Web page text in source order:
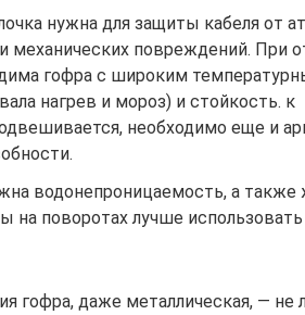
нужна для защиты кабеля от
механических повреждений. При
гофра с широким
нагрев и мороз) и стойкость. к
необходимо еще и
водонепроницаемость, а также
на поворотах лучше
гофра, даже металлическая, — не